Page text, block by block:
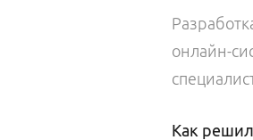
онлайн-
Как